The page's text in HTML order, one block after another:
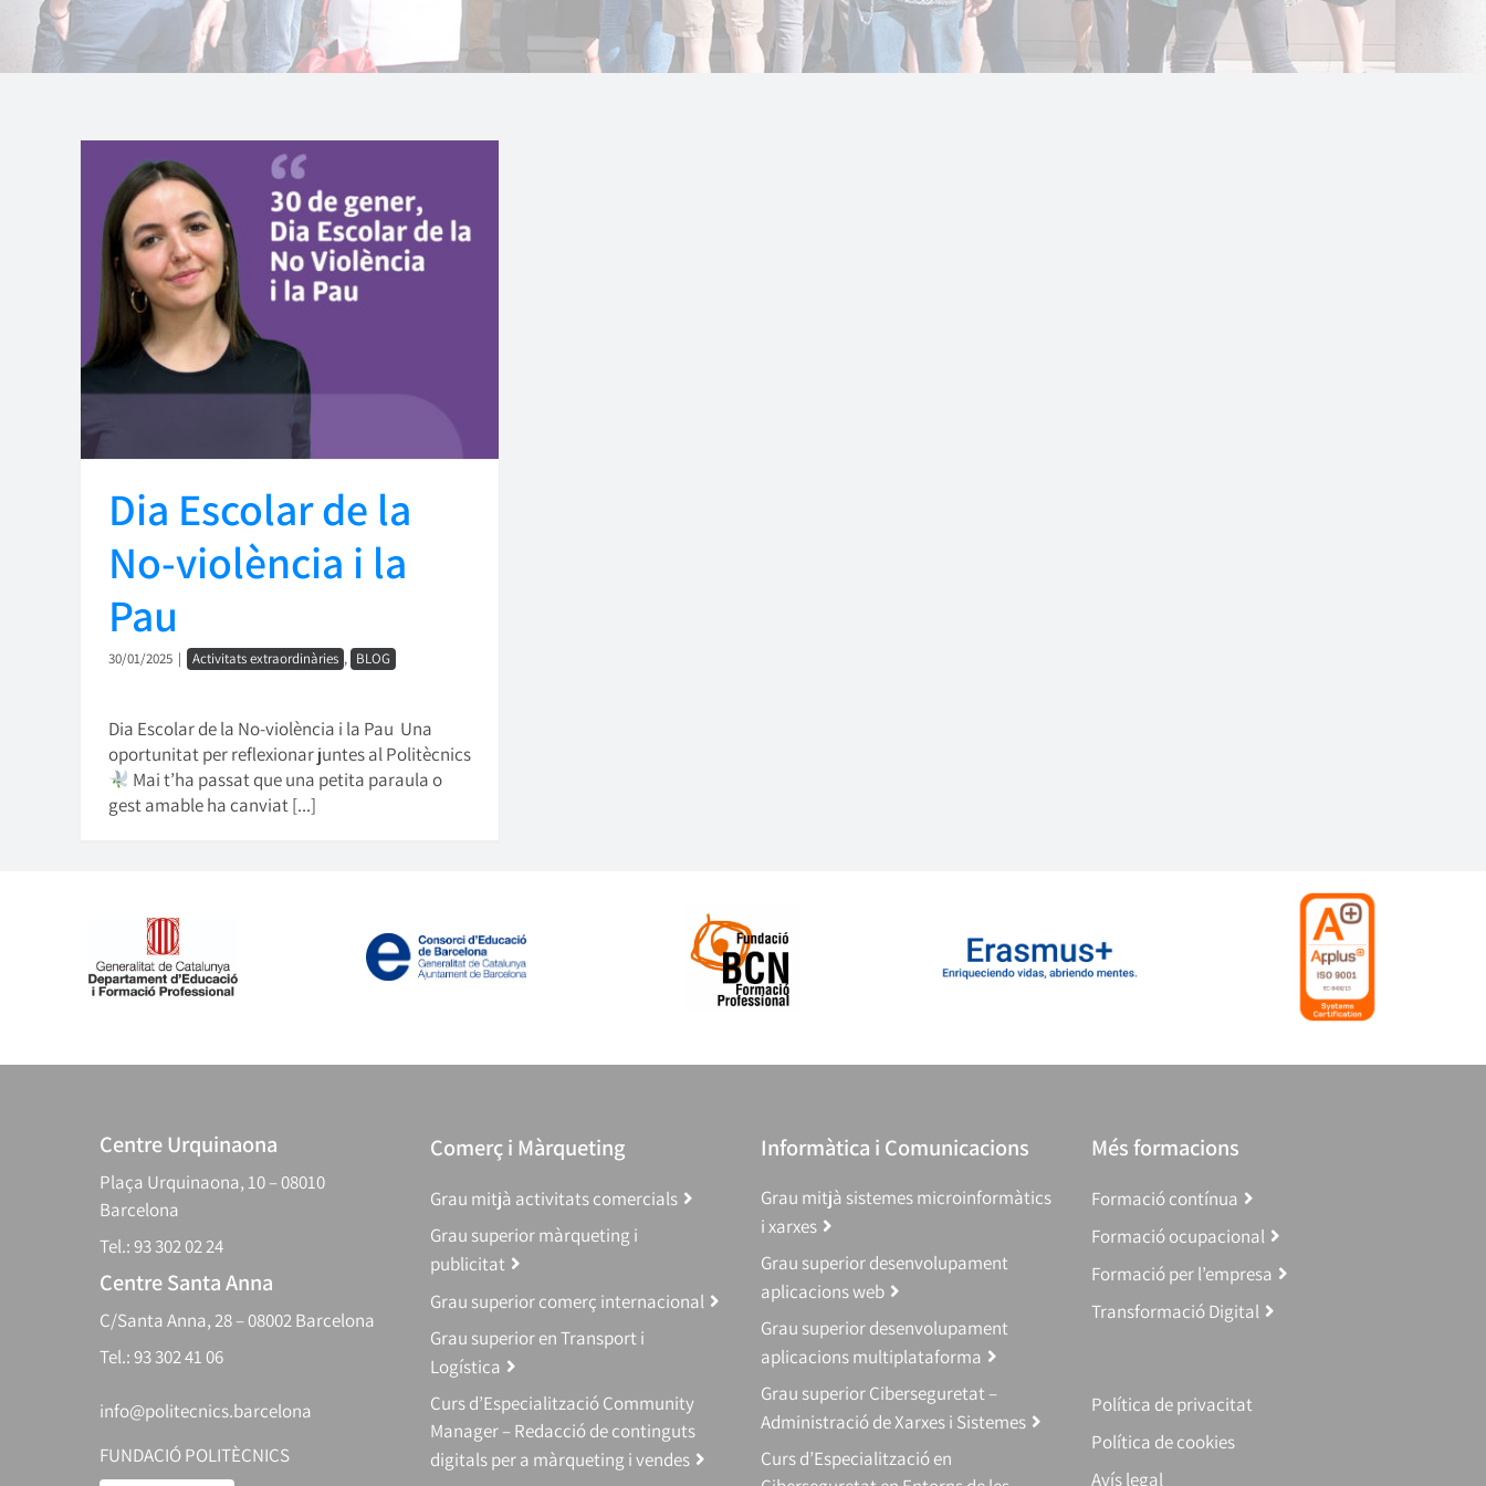
Dia Escolar de la
No-violència i la
Pau
30/01/2025 | Activitats extraordinàries , BLOG
Dia Escolar de la No-violència i la Pau Una
oportunitat per reflexionar juntes al Politècnics
Mai t’ha passat que una petita paraula o
gest amable ha canviat [...]
Centre Urquinaona
Plaça Urquinaona, 10 – 08010
Barcelona
Tel.: 93 302 02 24
Centre Santa Anna
C/Santa Anna, 28 – 08002 Barcelona
Tel.: 93 302 41 06
info@politecnics.barcelona
FUNDACIÓ POLITÈCNICS
Comerç i Màrqueting
Grau mitjà activitats comercials
Grau superior màrqueting i
publicitat
Grau superior comerç internacional
Grau superior en Transport i
Logística
Curs d’Especialització Community
Manager – Redacció de continguts
digitals per a màrqueting i vendes
Informàtica i Comunicacions
Grau mitjà sistemes microinformàtics
i xarxes
Grau superior desenvolupament
aplicacions web
Grau superior desenvolupament
aplicacions multiplataforma
Grau superior Ciberseguretat –
Administració de Xarxes i Sistemes
Curs d’Especialització en
Més formacions
Formació contínua
Formació ocupacional
Formació per l’empresa
Transformació Digital
Política de privacitat
Política de cookies
Avís legal